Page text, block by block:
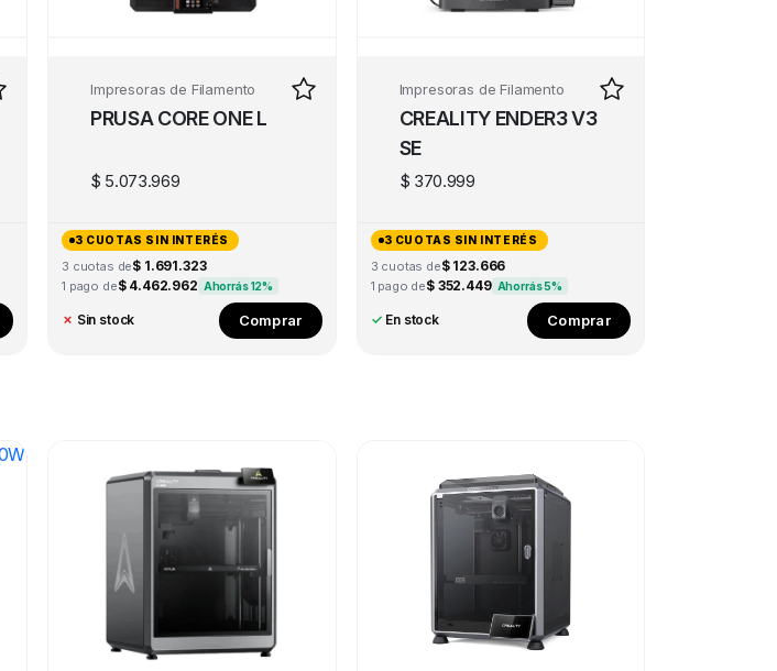
Impresoras de Filamento
PRUSA CORE ONE L
$ 5.073.969
3 CUOTAS SIN INTERÉS
3 cuotas de$ 1.691.323
1 pago de$ 4.462.962 Ahorrás 12%
✗ Sin stock Comprar
Impresoras de Filamento
CREALITY ENDER3 V3
SE
$ 370.999
3 CUOTAS SIN INTERÉS
3 cuotas de$ 123.666
1 pago de$ 352.449 Ahorrás 5%
✓ En stock Comprar